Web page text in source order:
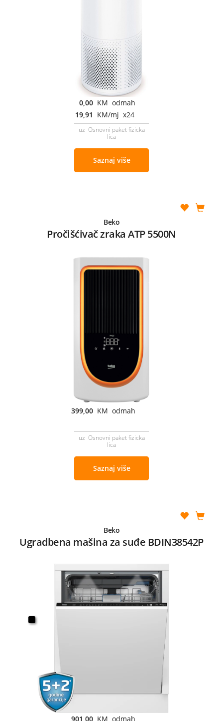
0,00 KM odmah
19,91 KM/mj x24
uz Osnovni paket fizicka
lica
Saznaj više
Beko
Pročišćivač zraka ATP 5500N
399,00 KM odmah
uz Osnovni paket fizicka
lica
Saznaj više
Beko
Ugradbena mašina za suđe BDIN38542P
901,00 KM odmah